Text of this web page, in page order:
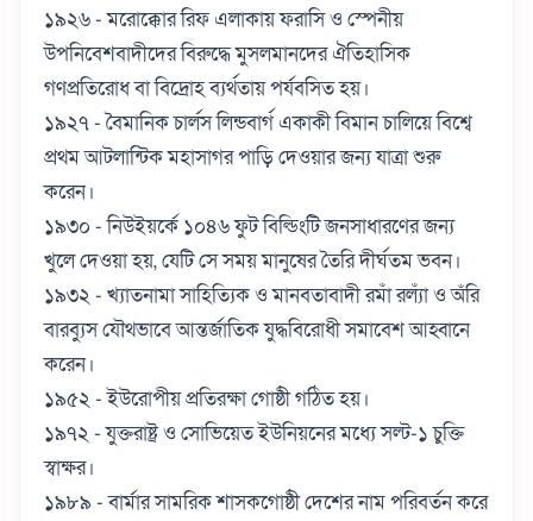
১৯২৬ - মরোক্কোর রিফ এলাকায় ফরাসি ও স্পেনীয়
উপনিবেশবাদীদের বিরুদ্ধে মুসলমানদের ঐতিহাসিক
গণপ্রতিরোধ বা বিদ্রোহ ব্যর্থতায় পর্যবসিত হয়।
১৯২৭ - বৈমানিক চার্লস লিন্ডবার্গ একাকী বিমান চালিয়ে বিশ্বে
প্রথম আটলান্টিক মহাসাগর পাড়ি দেওয়ার জন্য যাত্রা শুরু
করেন।
১৯৩০ - নিউইয়র্কে ১০৪৬ ফুট বিল্ডিংটি জনসাধারণের জন্য
খুলে দেওয়া হয়, যেটি সে সময় মানুষের তৈরি দীর্ঘতম ভবন।
১৯৩২ - খ্যাতনামা সাহিত্যিক ও মানবতাবাদী রমাঁ রল্যাঁ ও অঁরি
বারব্যুস যৌথভাবে আন্তর্জাতিক যুদ্ধবিরোধী সমাবেশ আহ্বানে
করেন।
১৯৫২ - ইউরোপীয় প্রতিরক্ষা গোষ্ঠী গঠিত হয়।
১৯৭২ - যুক্তরাষ্ট্র ও সোভিয়েত ইউনিয়নের মধ্যে সল্ট-১ চুক্তি
স্বাক্ষর।
১৯৮৯ - বার্মার সামরিক শাসকগোষ্ঠী দেশের নাম পরিবর্তন করে